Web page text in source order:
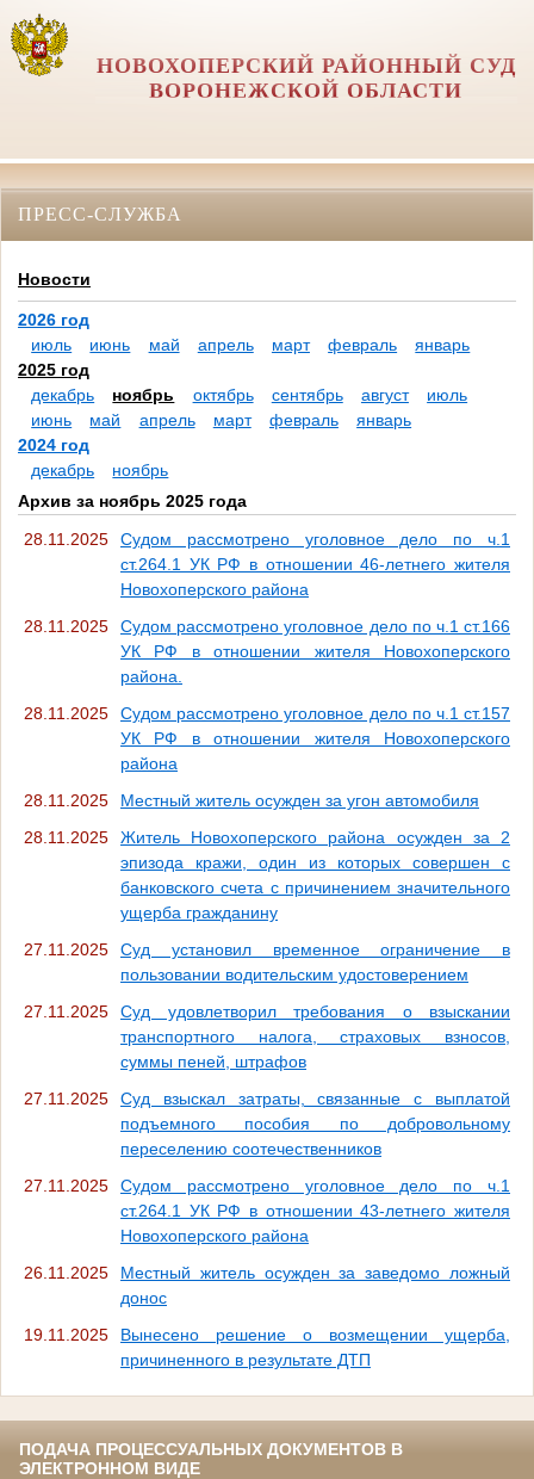
НОВОХОПЕРСКИЙ РАЙОННЫЙ СУД
ВОРОНЕЖСКОЙ ОБЛАСТИ
ПРЕСС-СЛУЖБА
Новости
2026 год
июль
июнь май апрель март февраль
январь
2025 год
декабрь
ноябрь октябрь сентябрь август
июль
июнь
май апрель март февраль
январь
2024 год
декабрь
ноябрь
Архив за ноябрь 2025 года
28.11.2025
Судом рассмотрено уголовное дело по ч.1
ст.264.1 УК РФ в отношении 46-летнего жителя
Новохоперского района
28.11.2025
Судом рассмотрено уголовное дело по ч.1 ст.166
УК РФ в отношении жителя Новохоперского
района.
28.11.2025
Судом рассмотрено уголовное дело по ч.1 ст.157
УК РФ в отношении жителя Новохоперского
района
28.11.2025
Местный житель осужден за угон автомобиля
28.11.2025
Житель Новохоперского района осужден за 2
эпизода кражи, один из которых совершен с
банковского счета с причинением значительного
ущерба гражданину
27.11.2025
Суд установил временное ограничение в
пользовании водительским удостоверением
27.11.2025
Суд удовлетворил требования о взыскании
транспортного налога, страховых взносов,
суммы пеней, штрафов
27.11.2025
Суд взыскал затраты, связанные с выплатой
подъемного пособия по добровольному
переселению соотечественников
27.11.2025
Судом рассмотрено уголовное дело по ч.1
ст.264.1 УК РФ в отношении 43-летнего жителя
Новохоперского района
26.11.2025
Местный житель осужден за заведомо ложный
донос
19.11.2025
Вынесено решение о возмещении ущерба,
причиненного в результате ДТП
ПОДАЧА ПРОЦЕССУАЛЬНЫХ ДОКУМЕНТОВ В
ЭЛЕКТРОННОМ ВИДЕ